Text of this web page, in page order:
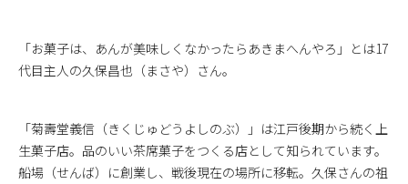
「お菓子は、あんが美味しくなかったらあきまへんやろ」とは17
代目主人の久保昌也（まさや）さん。
「菊壽堂義信（きくじゅどうよしのぶ）」は江戸後期から続く上
生菓子店。品のいい茶席菓子をつくる店として知られています。
船場（せんば）に創業し、戦後現在の場所に移転。久保さんの祖